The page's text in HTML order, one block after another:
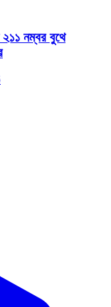
নম্বর বুথে